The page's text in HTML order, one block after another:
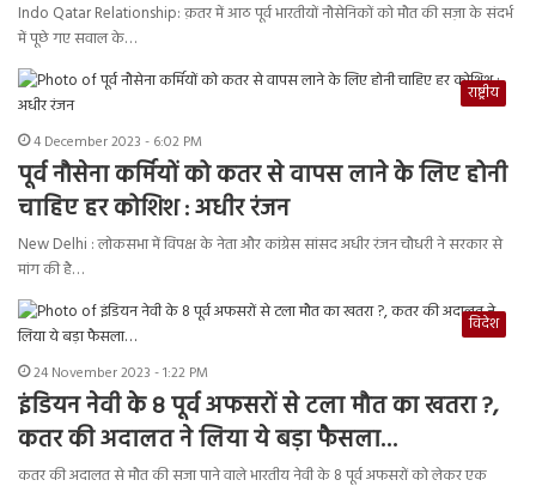
Indo Qatar Relationship: क़तर में आठ पूर्व भारतीयों नौसेनिकों को मौत की सज़ा के संदर्भ
में पूछे गए सवाल के…
राष्ट्रीय
4 December 2023 - 6:02 PM
पूर्व नौसेना कर्मियों को कतर से वापस लाने के लिए होनी
चाहिए हर कोशिश : अधीर रंजन
New Delhi : लोकसभा में विपक्ष के नेता और कांग्रेस सांसद अधीर रंजन चौधरी ने सरकार से
मांग की है…
विदेश
24 November 2023 - 1:22 PM
इंडियन नेवी के 8 पूर्व अफसरों से टला मौत का खतरा ?,
कतर की अदालत ने लिया ये बड़ा फैसला…
कतर की अदालत से मौत की सजा पाने वाले भारतीय नेवी के 8 पूर्व अफसरों को लेकर एक